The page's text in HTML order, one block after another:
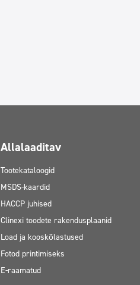
Allalaaditav
Tootekataloogid
MSDS-kaardid
HACCP juhised
Clinexi toodete rakendusplaanid
Load ja kooskõlastused
Fotod printimiseks
E-raamatud